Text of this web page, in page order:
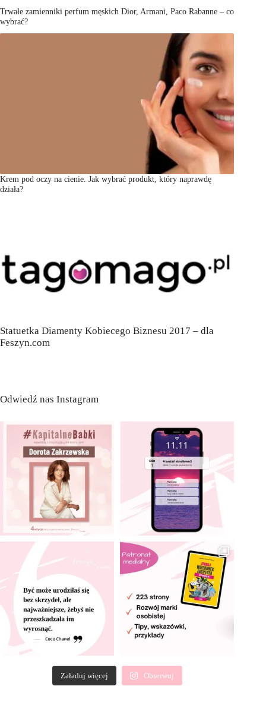
Trwałe zamienniki perfum męskich Dior, Armani, Paco Rabanne – co
wybrać?
Krem pod oczy na cienie. Jak wybrać produkt, który naprawdę
działa?
Statuetka Diamenty Kobiecego Biznesu 2017 – dla
Feszyn.com
Odwiedź nas Instagram
Załaduj więcej Obserwuj